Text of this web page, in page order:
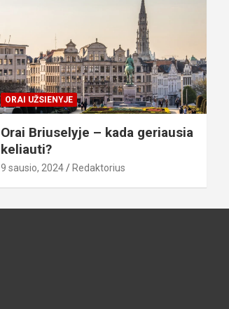
ORAI UŽSIENYJE
Orai Briuselyje – kada geriausia
keliauti?
9 sausio, 2024 Redaktorius